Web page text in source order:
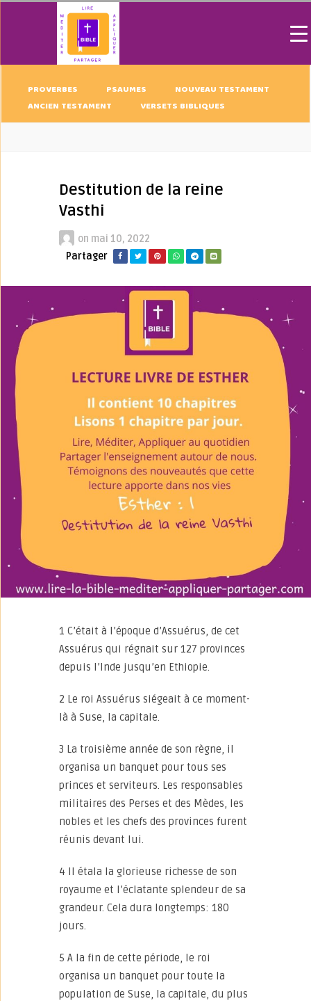
PROVERBES PSAUMES
NOUVEAU TESTAMENT
ANCIEN TESTAMENT
VERSETS BIBLIQUES
Destitution de la reine
Vasthi
on mai 10, 2022
Partager
1 C’était à l’époque d’Assuérus, de cet
Assuérus qui régnait sur 127 provinces
depuis l’Inde jusqu’en Ethiopie.
2 Le roi Assuérus siégeait à ce moment-
là à Suse, la capitale.
3 La troisième année de son règne, il
organisa un banquet pour tous ses
princes et serviteurs. Les responsables
militaires des Perses et des Mèdes, les
nobles et les chefs des provinces furent
réunis devant lui.
4 Il étala la glorieuse richesse de son
royaume et l’éclatante splendeur de sa
grandeur. Cela dura longtemps: 180
jours.
5 A la fin de cette période, le roi
organisa un banquet pour toute la
population de Suse, la capitale, du plus